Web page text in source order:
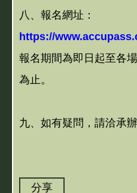
八、報名網址：
https://
報名期間為即日起至各
為止。
九、如有疑問，請洽承辦
分享